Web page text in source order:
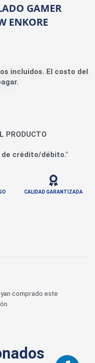
GAMER
ENKORE
incluidos. El costo del
PRODUCTO
crédito/débito."
CALIDAD GARANTIZADA
comprado este